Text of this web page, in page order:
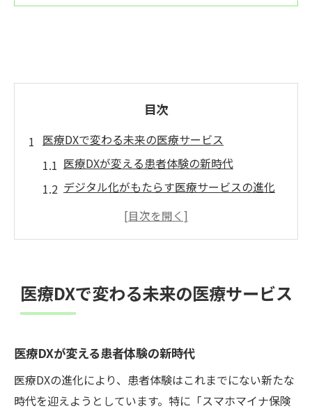
目次
医療DXで変わる未来の医療サービス
医療DXが変える患者体験の新時代
デジタル化がもたらす医療サービスの進化
医療DXによるスピーディーな診療の実現
スマホマイナ保険証の導入で医療が進化
医療DXとスマホマイナ保険証のシナジー効
果
デジタル医療の最前線を行くスマホマイナ
医療DXで変わる未来の医療サービス
医療DXが変える患者体験の新時代
医療DXの進化により、患者体験はこれまでにない新たな
時代を迎えようとしています。特に「スマホマイナ保険